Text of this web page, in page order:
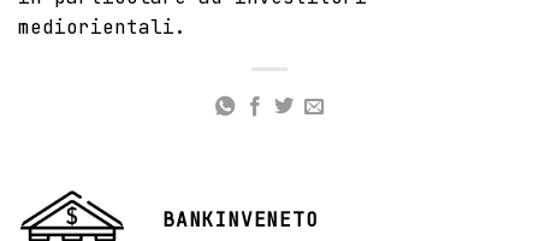
mediorientali.
BANKINVENETO